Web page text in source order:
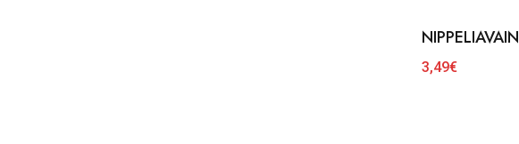
NIPPELIAVAIN
3,49€